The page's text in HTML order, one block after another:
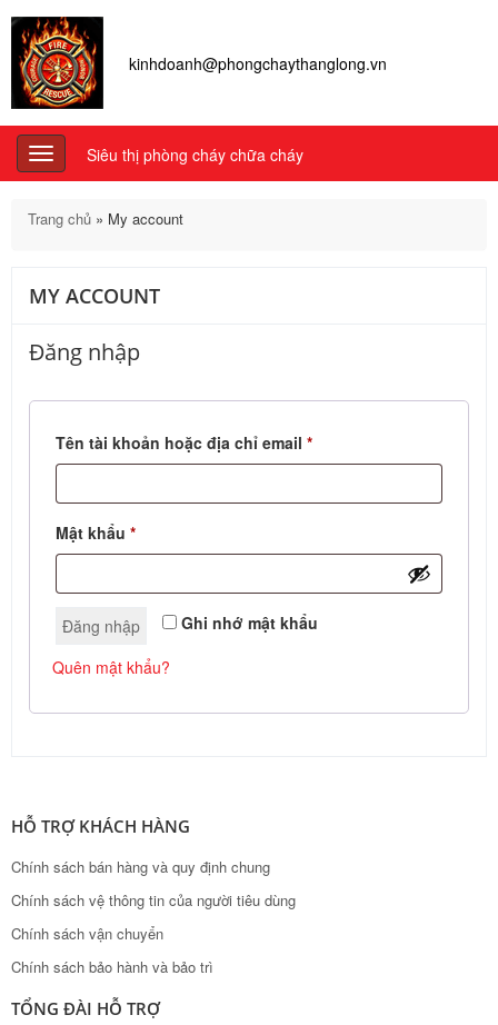
kinhdoanh@phongchaythanglong.vn
Toggle
navigation
Siêu thị phòng cháy chữa cháy
Trang chủ » My account
MY ACCOUNT
Đăng nhập
Tên tài khoản hoặc địa chỉ email *
Mật khẩu *
Ghi nhớ mật khẩu
Đăng nhập
Quên mật khẩu?
HỖ TRỢ KHÁCH HÀNG
Chính sách bán hàng và quy định chung
Chính sách vệ thông tin của người tiêu dùng
Chính sách vận chuyển
Chính sách bảo hành và bảo trì
TỔNG ĐÀI HỖ TRỢ